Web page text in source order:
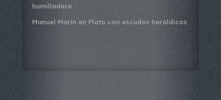
humilladero
Manuel Marín en Plato con escudos heráldicos